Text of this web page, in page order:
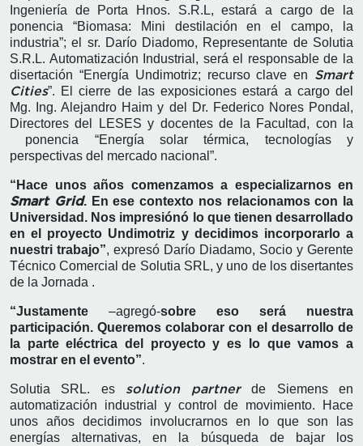
Ingeniería de Porta Hnos. S.R.L, estará a cargo de la
ponencia “Biomasa: Mini destilación en el campo, la
industria”; el sr. Darío Diadomo, Representante de Solutia
S.R.L. Automatización Industrial, será el responsable de la
disertación “Energía Undimotriz; recurso clave en Smart
Cities”. El cierre de las exposiciones estará a cargo del
Mg. Ing. Alejandro Haim y del Dr. Federico Nores Pondal,
Directores del LESES y docentes de la Facultad, con la
ponencia “Energía solar térmica, tecnologías y
perspectivas del mercado nacional”.
“Hace unos años comenzamos a especializarnos en
Smart Grid. En ese contexto nos relacionamos con la
Universidad. Nos impresiónó lo que tienen desarrollado
en el proyecto Undimotriz y decidimos incorporarlo a
nuestri trabajo”, expresó Darío Diadamo, Socio y Gerente
Técnico Comercial de Solutia SRL, y uno de los disertantes
de la Jornada .
“Justamente –agregó-sobre eso será nuestra
participación. Queremos colaborar con el desarrollo de
la parte eléctrica del proyecto y es lo que vamos a
mostrar en el evento”.
Solutia SRL. es solution partnerde Siemens en
automatización industrial y control de movimiento. Hace
unos años decidimos involucrarnos en lo que son las
energías alternativas, en la búsqueda de bajar los